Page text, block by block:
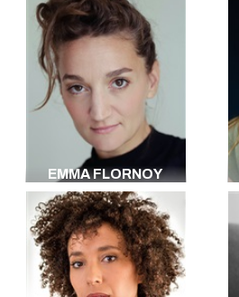
EMMA FLORNOY